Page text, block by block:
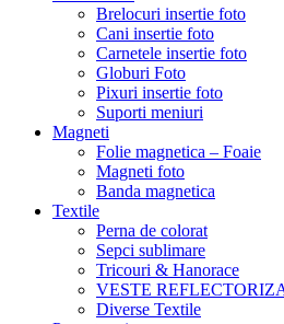
Brelocuri insertie foto
Cani insertie foto
Carnetele insertie foto
Globuri Foto
Pixuri insertie foto
Suporti meniuri
Magneti
Folie magnetica – Foaie
Magneti foto
Banda magnetica
Textile
Perna de colorat
Sepci sublimare
Tricouri & Hanorace
VESTE
Diverse Textile